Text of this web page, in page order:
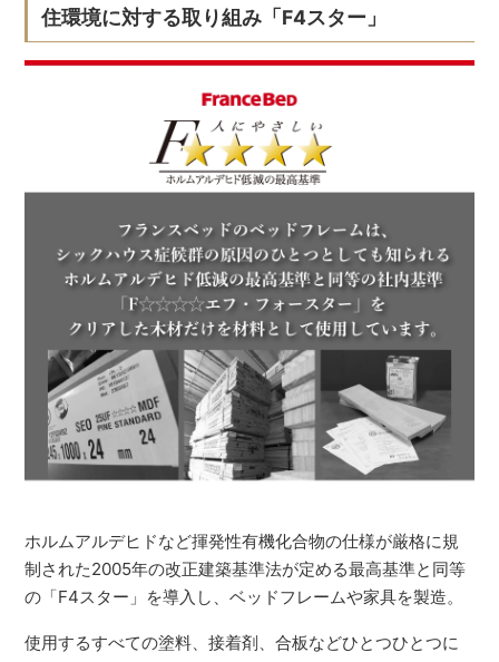
住環境に対する取り組み「F4スター」
ホルムアルデヒドなど揮発性有機化合物の仕様が厳格に規
制された2005年の改正建築基準法が定める最高基準と同等
の「F4スター」を導入し、ベッドフレームや家具を製造。
使用するすべての塗料、接着剤、合板などひとつひとつに